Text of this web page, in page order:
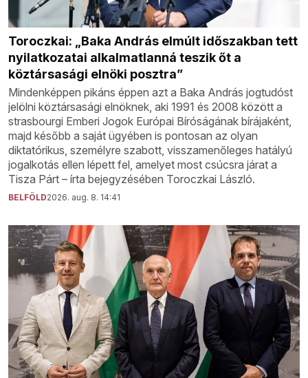
Toroczkai: „Baka András elmúlt időszakban tett
nyilatkozatai alkalmatlanná teszik őt a
köztársasági elnöki posztra”
Mindenképpen pikáns éppen azt a Baka András jogtudóst
jelölni köztársasági elnöknek, aki 1991 és 2008 között a
strasbourgi Emberi Jogok Európai Bíróságának bírájaként,
majd később a saját ügyében is pontosan az olyan
diktatórikus, személyre szabott, visszamenőleges hatályú
jogalkotás ellen lépett fel, amelyet most csúcsra járat a
Tisza Párt – írta bejegyzésében Toroczkai László.
BELFÖLD2026. aug. 8. 14:41